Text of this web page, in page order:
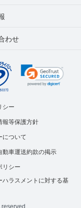
わせ
シー
報等保護方針
について
動車運送約款の掲示
リシー
ハラスメントに対する基